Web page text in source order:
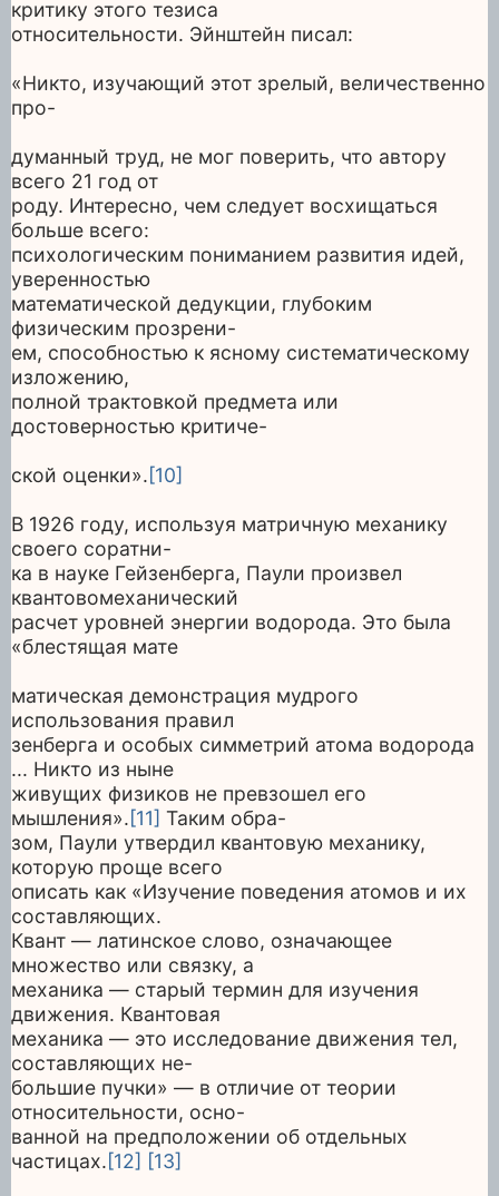
критику этого тезиса
относительности. Эйнштейн писал:
«Никто, изучающий этот зрелый, величественно
про-
думанный труд, не мог поверить, что автору
всего 21 год от
роду. Интересно, чем следует восхищаться
больше всего:
психологическим пониманием развития идей,
уверенностью
математической дедукции, глубоким
физическим прозрени-
ем, способностью к ясному систематическому
изложению,
полной трактовкой предмета или
достоверностью критиче-
ской оценки».[10]
В 1926 году, используя матричную механику
своего соратни-
ка в науке Гейзенберга, Паули произвел
квантовомеханический
расчет уровней энергии водорода. Это была
«блестящая мате
матическая демонстрация мудрого
использования правил
зенберга и особых симметрий атома водорода
... Никто из ныне
живущих физиков не превзошел его
мышления».[11] Таким обра-
зом, Паули утвердил квантовую механику,
которую проще всего
описать как «Изучение поведения атомов и их
составляющих.
Квант — латинское слово, означающее
множество или связку, а
механика — старый термин для изучения
движения. Квантовая
механика — это исследование движения тел,
составляющих не-
большие пучки» — в отличие от теории
относительности, осно-
ванной на предположении об отдельных
частицах.[12] [13]